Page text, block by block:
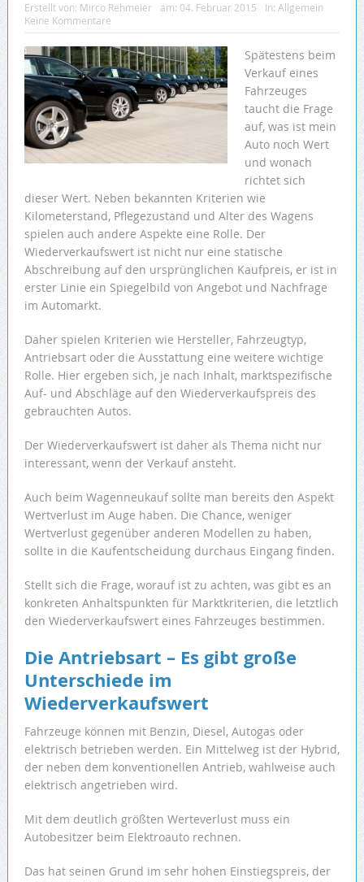
Erstellt von: Mirco Rehmeier am: 04. Februar 2015 In: Allgemein
Keine Kommentare
Spätestens beim
Verkauf eines
Fahrzeuges
taucht die Frage
auf, was ist mein
Auto noch Wert
und wonach
richtet sich
dieser Wert. Neben bekannten Kriterien wie
Kilometerstand, Pflegezustand und Alter des Wagens
spielen auch andere Aspekte eine Rolle. Der
Wiederverkaufswert ist nicht nur eine statische
Abschreibung auf den ursprünglichen Kaufpreis, er ist in
erster Linie ein Spiegelbild von Angebot und Nachfrage
im Automarkt.
Daher spielen Kriterien wie Hersteller, Fahrzeugtyp,
Antriebsart oder die Ausstattung eine weitere wichtige
Rolle. Hier ergeben sich, je nach Inhalt, marktspezifische
Auf- und Abschläge auf den Wiederverkaufspreis des
gebrauchten Autos.
Der Wiederverkaufswert ist daher als Thema nicht nur
interessant, wenn der Verkauf ansteht.
Auch beim Wagenneukauf sollte man bereits den Aspekt
Wertverlust im Auge haben. Die Chance, weniger
Wertverlust gegenüber anderen Modellen zu haben,
sollte in die Kaufentscheidung durchaus Eingang finden.
Stellt sich die Frage, worauf ist zu achten, was gibt es an
konkreten Anhaltspunkten für Marktkriterien, die letztlich
den Wiederverkaufswert eines Fahrzeuges bestimmen.
Die Antriebsart – Es gibt große
Unterschiede im
Wiederverkaufswert
Fahrzeuge können mit Benzin, Diesel, Autogas oder
elektrisch betrieben werden. Ein Mittelweg ist der Hybrid,
der neben dem konventionellen Antrieb, wahlweise auch
elektrisch angetrieben wird.
Mit dem deutlich größten Werteverlust muss ein
Autobesitzer beim Elektroauto rechnen.
Das hat seinen Grund im sehr hohen Einstiegspreis, der